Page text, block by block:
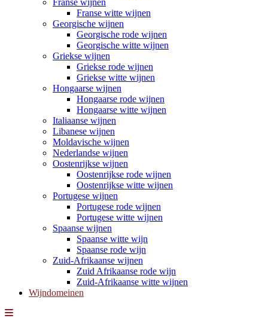
Franse wijnen
Franse witte wijnen
Georgische wijnen
Georgische rode wijnen
Georgische witte wijnen
Griekse wijnen
Griekse rode wijnen
Griekse witte wijnen
Hongaarse wijnen
Hongaarse rode wijnen
Hongaarse witte wijnen
Italiaanse wijnen
Libanese wijnen
Moldavische wijnen
Nederlandse wijnen
Oostenrijkse wijnen
Oostenrijkse rode wijnen
Oostenrijkse witte wijnen
Portugese wijnen
Portugese rode wijnen
Portugese witte wijnen
Spaanse wijnen
Spaanse witte wijn
Spaanse rode wijn
Zuid-Afrikaanse wijnen
Zuid Afrikaanse rode wijn
Zuid-Afrikaanse witte wijnen
Wijndomeinen